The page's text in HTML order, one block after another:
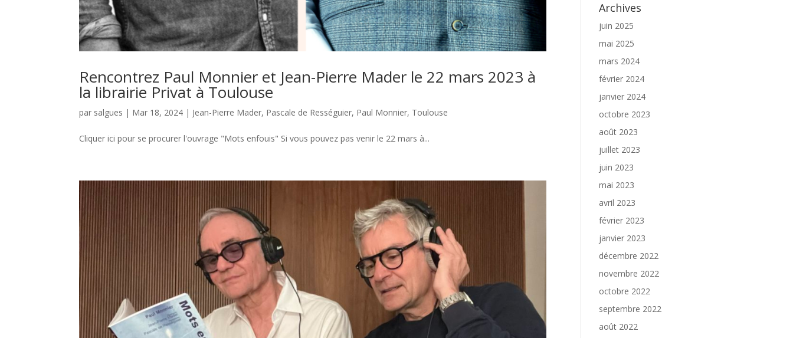
Rencontrez Paul Monnier et Jean-Pierre Mader le 22 mars 2023 à
la librairie Privat à Toulouse
par salgues | Mar 18, 2024 | Jean-Pierre Mader, Pascale de Rességuier, Paul Monnier, Toulouse
Cliquer ici pour se procurer l'ouvrage "Mots enfouis" Si vous pouvez pas venir le 22 mars à...
Archives
juin 2025
mai 2025
mars 2024
février 2024
janvier 2024
octobre 2023
août 2023
juillet 2023
juin 2023
mai 2023
avril 2023
février 2023
janvier 2023
décembre 2022
novembre 2022
octobre 2022
septembre 2022
août 2022